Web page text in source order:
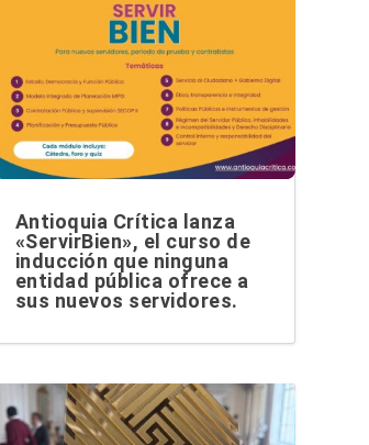
Antioquia Crítica lanza
«ServirBien», el curso de
inducción que ninguna
entidad pública ofrece a
sus nuevos servidores.